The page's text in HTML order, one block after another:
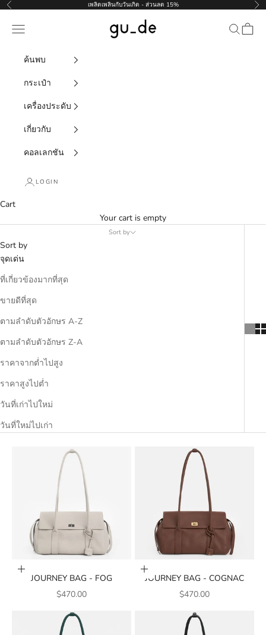
Skip to content
Previous เพลิดเพลินกับวันเกิด - ส่วนลด 15%
gu_de
Navigation menu Search
Cart
ค้นพบ
กระเป๋า
เครื่องประดับ
เกี่ยวกับ
คอลเลกชัน
LOGIN
Cart
Your cart is empty
Sort by
Sort by
จุดเด่น
ที่เกี่ยวข้องมากที่สุด
ขายดีที่สุด
ตามลำดับตัวอักษร A-Z
ตามลำดับตัวอักษร Z-A
ราคาจากต่ำไปสูง
ราคาสูงไปต่ำ
วันที่เก่าไปใหม่
วันที่ใหม่ไปเก่า
Add to cart
JOURNEY BAG - FOG
SALE PRICE
$470.00
Add to cart
JOURNEY BAG - COGNAC
SALE PRICE
$470.00